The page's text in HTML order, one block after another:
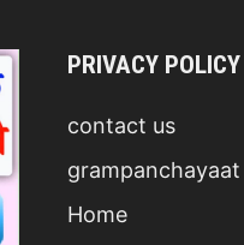
PRIVACY POLICY
contact us
Home